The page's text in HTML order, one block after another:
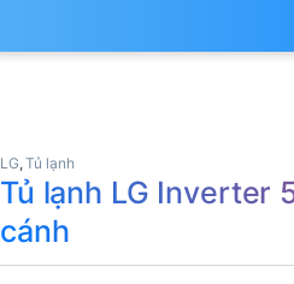
LG,Tủ lạnh
Tủ lạnh LG Inverter
cánh